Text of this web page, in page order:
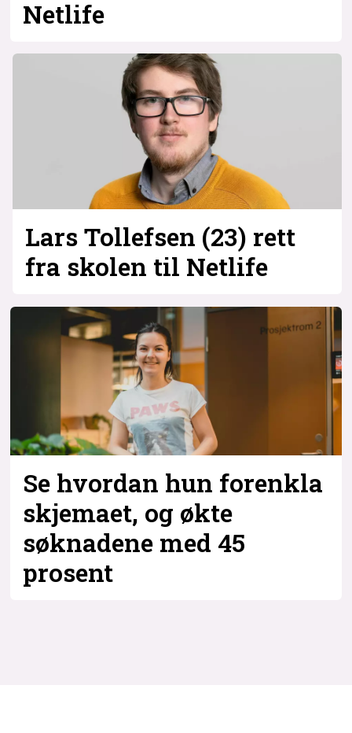
Netlife
Lars Tollefsen (23) rett
fra skolen til Netlife
Se hvordan hun forenkla
skjemaet, og økte
søknadene med 45
prosent